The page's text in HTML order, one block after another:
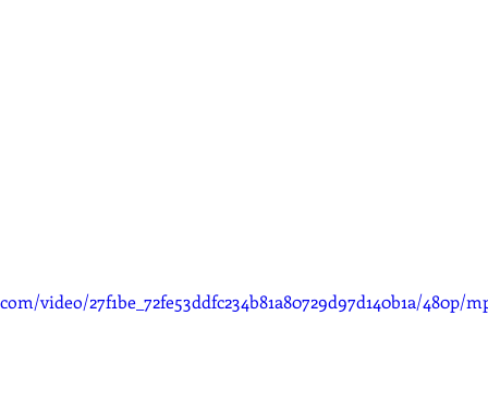
video/27f1be_72fe53ddfc234b81a80729d97d140b1a/480p/